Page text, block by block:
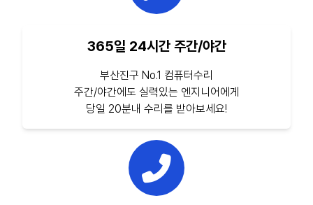
365일 24시간 주간/야간
부산진구 No.1 컴퓨터수리
주간/야간에도 실력있는 엔지니어에게
당일 20분내 수리를 받아보세요!